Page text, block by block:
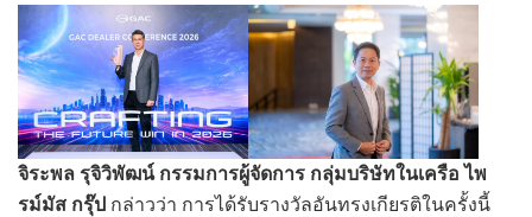
จิระพล รุจิวิพัฒน์ กรรมการผู้จัดการ กลุ่มบริษัทในเครือ ไพ
รม์มัส กรุ๊ป กล่าวว่า การได้รับรางวัลอันทรงเกียรติในครั้งนี้